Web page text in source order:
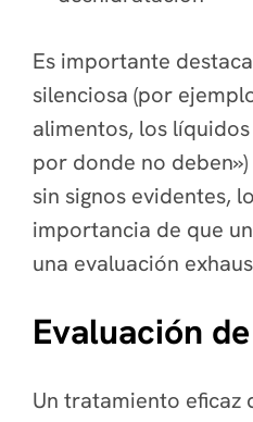
Es importante
silenciosa (por
alimentos, los
por donde no
sin signos evidentes,
importancia de que
una evaluación
Evaluación
Un tratamiento eficaz